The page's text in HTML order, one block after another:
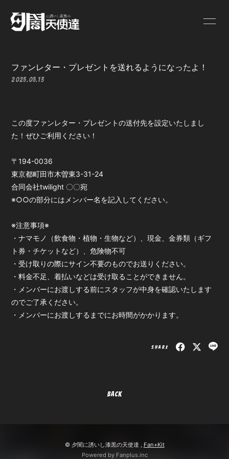
LIVE SCHEDULE
PROFILE VIDEO
BLOG
会員登録 ログイン
ファンレター・プレゼントを送れるようになったよ！
2025.05.13
この度ファンレター・プレゼントの送付先を設定いたしまし
た！ぜひご利用ください！
〒194-0036
東京都町田市木曽東3-31-24
合同会社twilight 〇〇宛
※○○の部分にはメンバー名を記入してください。
※注意事項※
・ナマモノ（飲食物・植物・生物など）、現金、金券類（ギフ
ト券・チケットなど）、危険物不可
・受け取りの際にサイン不要のものでお送りください。
・料金不足、着払いなどは受け取ることができません。
・メンバーにお渡しする前にスタッフが中身を確認いたします
のでご了承ください。
・メンバーにお渡しするまでにお時間がかかります。
SHARE
BACK
© 夕闇に誘いし漆黒の天使達 , Fan+Kit
Powered by Fanplus.inc